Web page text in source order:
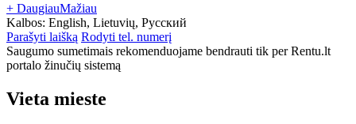
+ DaugiauMažiau
Kalbos: English, Lietuvių, Русский
Parašyti laišką Rodyti tel. numerį
Saugumo sumetimais rekomenduojame bendrauti tik per Rentu.lt
portalo žinučių sistemą
Vieta mieste